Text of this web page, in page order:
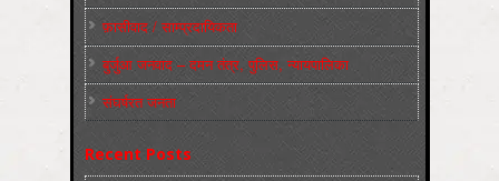
फ़ासीवाद / साम्‍प्रदायिकता
बुर्जुआ जनवाद – दमन तंत्र, पुलिस, न्‍यायपालिका
संघर्षरत जनता
Recent Posts